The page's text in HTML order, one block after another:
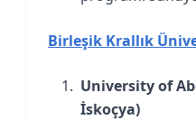
Birleşik Krallık
University of
İskoçya)